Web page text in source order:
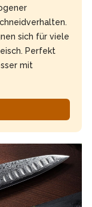
sich für viele
Perfekt
mit